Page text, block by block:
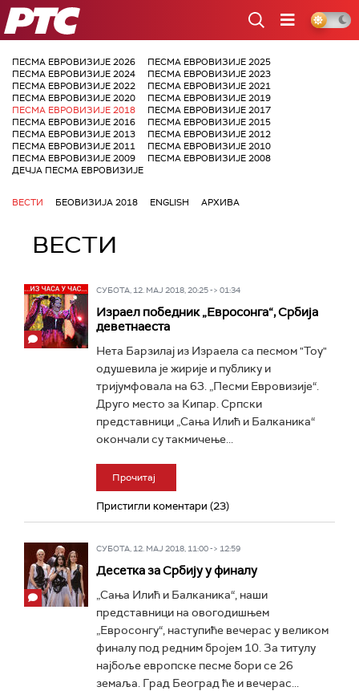
РТС
ПЕСМА ЕВРОВИЗИЈЕ 2026
ПЕСМА ЕВРОВИЗИЈЕ 2025
ПЕСМА ЕВРОВИЗИЈЕ 2024
ПЕСМА ЕВРОВИЗИЈЕ 2023
ПЕСМА ЕВРОВИЗИЈЕ 2022
ПЕСМА ЕВРОВИЗИЈЕ 2021
ПЕСМА ЕВРОВИЗИЈЕ 2020
ПЕСМА ЕВРОВИЗИЈЕ 2019
ПЕСМА ЕВРОВИЗИЈЕ 2018
ПЕСМА ЕВРОВИЗИЈЕ 2017
ПЕСМА ЕВРОВИЗИЈЕ 2016
ПЕСМА ЕВРОВИЗИЈЕ 2015
ПЕСМА ЕВРОВИЗИЈЕ 2013
ПЕСМА ЕВРОВИЗИЈЕ 2012
ПЕСМА ЕВРОВИЗИЈЕ 2011
ПЕСМА ЕВРОВИЗИЈЕ 2010
ПЕСМА ЕВРОВИЗИЈЕ 2009
ПЕСМА ЕВРОВИЗИЈЕ 2008
ДЕЧЈА ПЕСМА ЕВРОВИЗИЈЕ
ВЕСТИ БЕОВИЗИЈА 2018 ENGLISH АРХИВА
ВЕСТИ
СУБОТА, 12. МАЈ 2018, 20:25 -> 01:34
Израел победник „Евросонга“, Србија
деветнаеста
Нета Барзилај из Израела са песмом "Toy"
одушевила је жирије и публику и
тријумфовала на 63. „Песми Евровизије“.
Друго место за Кипар. Српски
представници „Сања Илић и Балканика“
окончали су такмичење...
Прочитај
Пристигли коментари (23)
СУБОТА, 12. МАЈ 2018, 11:00 -> 12:59
Десетка за Србију у финалу
„Сања Илић и Балканика“, наши
представници на овогодишњем
„Евросонгу“, наступиће вечерас у великом
финалу под редним бројем 10. За титулу
најбоље европске песме бори се 26
земаља. Град Београд ће и вечерас...